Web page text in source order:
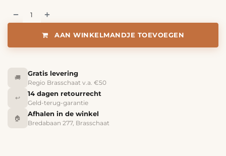
AAN WINKELMANDJE TOEVOEGEN
🚚
Gratis levering
Regio Brasschaat v.a. €50
↩️
14 dagen retourrecht
Geld-terug-garantie
🏠
Afhalen in de winkel
Bredabaan 277, Brasschaat